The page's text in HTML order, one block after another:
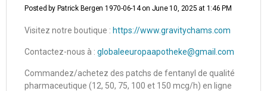
Posted by Patrick Bergen 1970-06-14on June 10, 2025 at 1:46 PM
Visitez notre boutique : https://www.gravitychams.com
Contactez-nous à : globaleeuropaapotheke@gmail.com
Commandez/achetez des patchs de fentanyl de qualité
pharmaceutique (12, 50, 75, 100 et 150 mcg/h) en ligne